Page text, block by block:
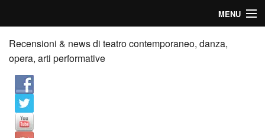
MENU
Home
Recensioni
Anticipazioni
News
Recensioni & news di teatro contemporaneo, danza,
opera, arti performative